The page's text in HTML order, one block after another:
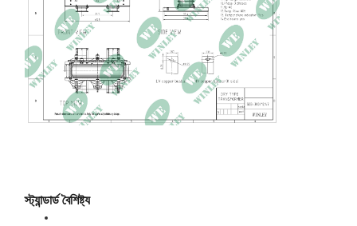
রিপোর্টকৃত কার্যকারিতা 99.০০%
মাত্রা 71L × 59W × 75H ইন
মোট ভর 3৭৭৯ পাউন্ড
স্ট্যান্ডার্ড বৈশিষ্ট্য